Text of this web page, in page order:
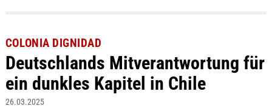
COLONIA DIGNIDAD
Deutschlands Mitverantwortung für
ein dunkles Kapitel in Chile
26.03.2025